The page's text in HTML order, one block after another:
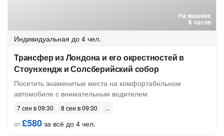
На машине
6 часов
Индивидуальная до 4 чел.
Трансфер из Лондона и его окрестностей в
Стоунхендж и Солсберийский собор
Посетить знаменитые места на комфортабельном
автомобиле с внимательным водителем
7 сен в 09:30
8 сен в 09:30
от£580 за всё до 4 чел.